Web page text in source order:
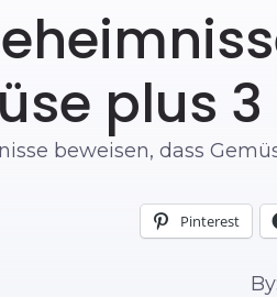
plus
beweisen, dass
Pinterest